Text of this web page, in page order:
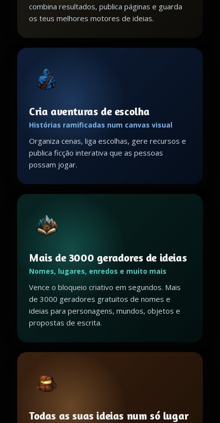
combina resultados, publica páginas e guarda
os teus melhores motores de ideias.
Cria aventuras de escolha
Histórias ramificadas num canvas visual
Organiza cenas, liga escolhas, gere recursos e
publica ficção interativa que as pessoas
possam jogar.
Mais de 3000 geradores de ideias
Nomes, lugares, enredos e muito mais
Vence o bloqueio criativo em segundos. Mais
de 3000 geradores gratuitos de nomes e
ideias para personagens, mundos, objetos e
propostas de escrita.
Todas as suas ideias num só lugar